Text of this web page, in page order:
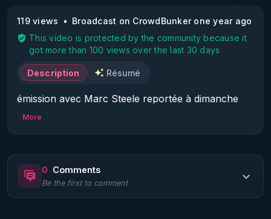
119 views
Broadcast on CrowdBunker one year ago
This video is protected by the community because it
got more than 100 views over the last 30 days
Description Résumé
émission avec Marc Steele reportée à dimanche
09/03/25 à 20h (au lieu de vendredi 07/03/25 à
MERCI DE VOTER POUR CETTE VIDEO EN
CLIQUANT SUR ^ EN BAS A DROITE OU EST
ECRIT "P 50%" !!!
More
0 Comments
Be the first to comment